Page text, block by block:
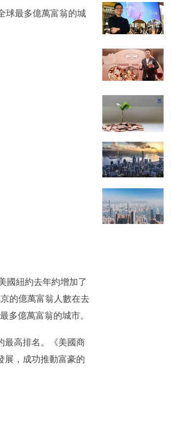
球最多億萬富翁的城
國紐約去年約增加了
的億萬富翁人數在去
多億萬富翁的城市。
最高排名。《美國商
展，成功推動富豪的